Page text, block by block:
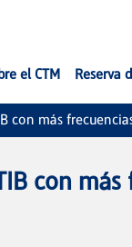
el CTM Reserva
con más
con